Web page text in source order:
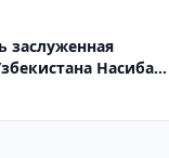
заслуженная
Насиба